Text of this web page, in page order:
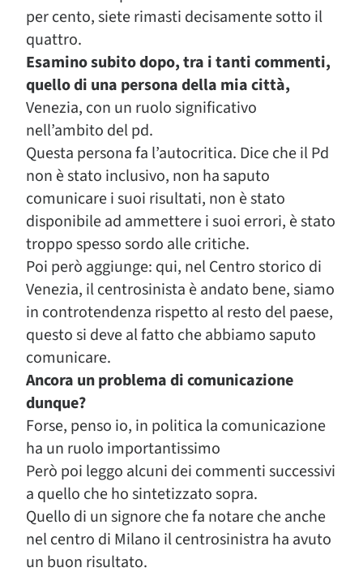
per cento, siete rimasti decisamente sotto il
quattro.
Esamino subito dopo, tra i tanti commenti,
quello di una persona della mia città,
Venezia, con un ruolo significativo
nell’ambito del pd.
Questa persona fa l’autocritica. Dice che il Pd
non è stato inclusivo, non ha saputo
comunicare i suoi risultati, non è stato
disponibile ad ammettere i suoi errori, è stato
troppo spesso sordo alle critiche.
Poi però aggiunge: qui, nel Centro storico di
Venezia, il centrosinista è andato bene, siamo
in controtendenza rispetto al resto del paese,
questo si deve al fatto che abbiamo saputo
comunicare.
Ancora un problema di comunicazione
dunque?
Forse, penso io, in politica la comunicazione
ha un ruolo importantissimo
Però poi leggo alcuni dei commenti successivi
a quello che ho sintetizzato sopra.
Quello di un signore che fa notare che anche
nel centro di Milano il centrosinistra ha avuto
un buon risultato.